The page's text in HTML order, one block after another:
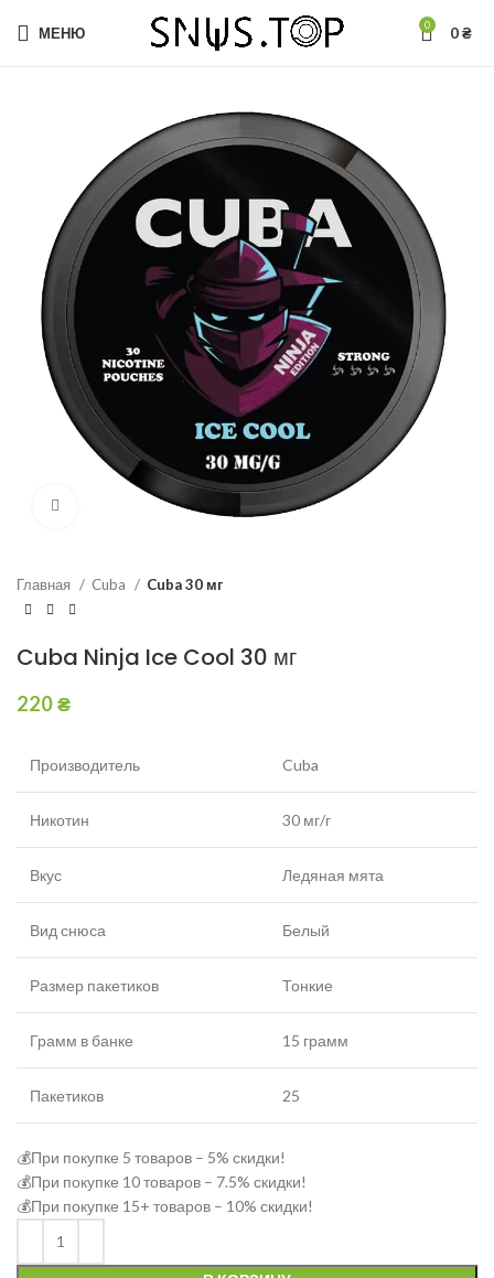
МЕНЮ 0 0₴
Главная Cuba Cuba 30 мг
Cuba Ninja Ice Cool 30 мг
220₴
Производитель Cuba
Никотин 30 мг/г
Вкус Ледяная мята
Вид снюса Белый
Размер пакетиков Тонкие
Грамм в банке 15 грамм
Пакетиков 25
💰При покупке 5 товаров – 5% скидки!
💰При покупке 10 товаров – 7.5% скидки!
💰При покупке 15+ товаров – 10% скидки!